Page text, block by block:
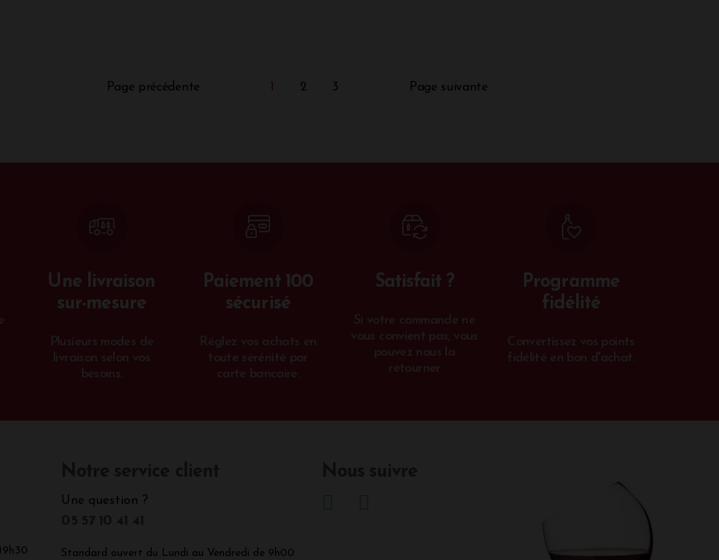
Page précédente 2 3 Page suivante
Une livraison
sur-mesure
Paiement 100
sécurisé
Satisfait ?
Programme
fidélité
Une question ?
Standard ouvert du Lundi au Vendredi de 9h00